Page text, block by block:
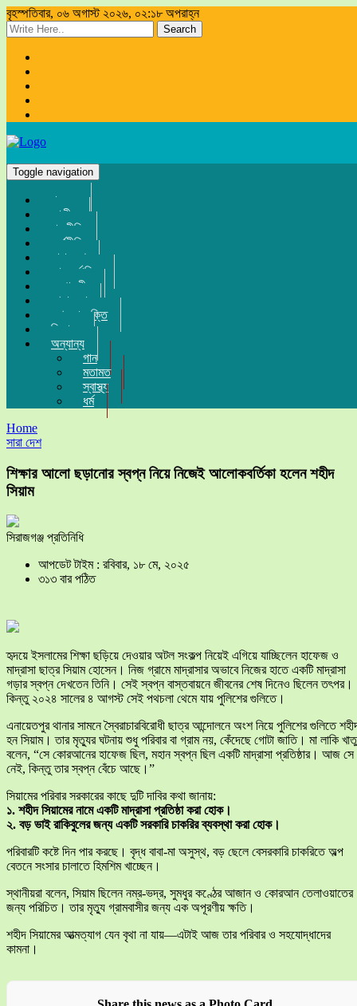
বৃহস্পতিবার, ০৬ অগাস্ট ২০২৬, ০২:১৮ অপরাহ্ন
Search
Toggle navigation
প্রচ্ছদ
জাতীয়
রাজনীতি
অর্থনীতি
সারা দেশ
আন্তর্জাতিক
সম্পাদকীয়
খেলা-ধুলা
তথ্য-প্রযুক্তি
বিনোদন
অন্যান্য
গান
মতামত
স্বাস্থ্য
ধর্ম
Home
সারা দেশ
শিক্ষার আলো ছড়ানোর স্বপ্ন নিয়ে নিজেই আলোকবর্তিকা হলেন শহীদ
সিয়াম
সিরাজগঞ্জ প্রতিনিধি
আপডেট টাইম : রবিবার, ১৮ মে, ২০২৫
৩১৩ বার পঠিত
হৃদয়ে ইসলামের শিক্ষা ছড়িয়ে দেওয়ার অটল সংকল্প নিয়েই এগিয়ে যাচ্ছিলেন হাফেজ ও
মাদ্রাসা ছাত্র সিয়াম হোসেন। নিজ গ্রামে মাদ্রাসার অভাবে নিজের হাতে একটি মাদ্রাসা
গড়ার স্বপ্ন দেখতেন তিনি। সেই স্বপ্ন বাস্তবায়নে জীবনের শেষ দিনেও ছিলেন তৎপর।
কিন্তু ২০২৪ সালের ৪ আগস্ট সেই পথচলা থেমে যায় পুলিশের গুলিতে।
এনায়েতপুর থানার সামনে স্বৈরাচারবিরোধী ছাত্র আন্দোলনে অংশ নিয়ে পুলিশের গুলিতে
হন সিয়াম। তার মৃত্যুর ঘটনায় শুধু পরিবার বা গ্রাম নয়, কেঁদেছে গোটা জাতি। মা লাকি
বলেন, “সে কোরআনের হাফেজ ছিল, মহান স্বপ্ন ছিল একটি মাদ্রাসা প্রতিষ্ঠার। আজ সে
নেই, কিন্তু তার স্বপ্ন বেঁচে আছে।”
সিয়ামের পরিবার সরকারের কাছে দুটি দাবির কথা জানায়:
১. শহীদ সিয়ামের নামে একটি মাদ্রাসা প্রতিষ্ঠা করা হোক।
২. বড় ভাই রাকিবুলের জন্য একটি সরকারি চাকরির ব্যবস্থা করা হোক।
পরিবারটি কষ্টে দিন পার করছে। বৃদ্ধ বাবা-মা অসুস্থ, বড় ছেলে বেসরকারি চাকরিতে অল্প
বেতনে সংসার চালাতে হিমশিম খাচ্ছেন।
স্থানীয়রা বলেন, সিয়াম ছিলেন নম্র-ভদ্র, সুমধুর কণ্ঠের আজান ও কোরআন তেলাওয়াতের
জন্য পরিচিত। তার মৃত্যু গ্রামবাসীর জন্য এক অপূরণীয় ক্ষতি।
শহীদ সিয়ামের আত্মত্যাগ যেন বৃথা না যায়—এটাই আজ তার পরিবার ও সহযোদ্ধাদের
কামনা।